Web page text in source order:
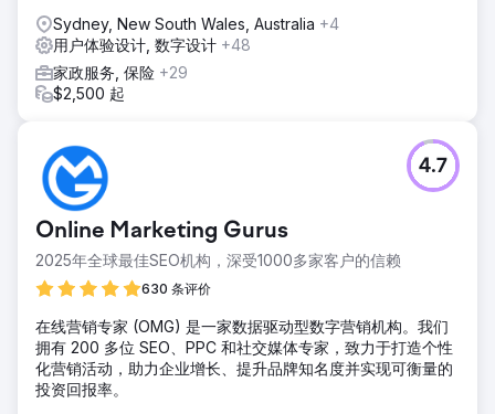
Sydney, New South Wales, Australia +4
用户体验设计, 数字设计 +48
家政服务, 保险 +29
$2,500 起
Online Marketing Gurus
2025年全球最佳SEO机构，深受1000多家客户的信赖
630 条评价
4.7
在线营销专家 (OMG) 是一家数据驱动型数字营销机构。我们
拥有 200 多位 SEO、PPC 和社交媒体专家，致力于打造个性
化营销活动，助力企业增长、提升品牌知名度并实现可衡量的
投资回报率。